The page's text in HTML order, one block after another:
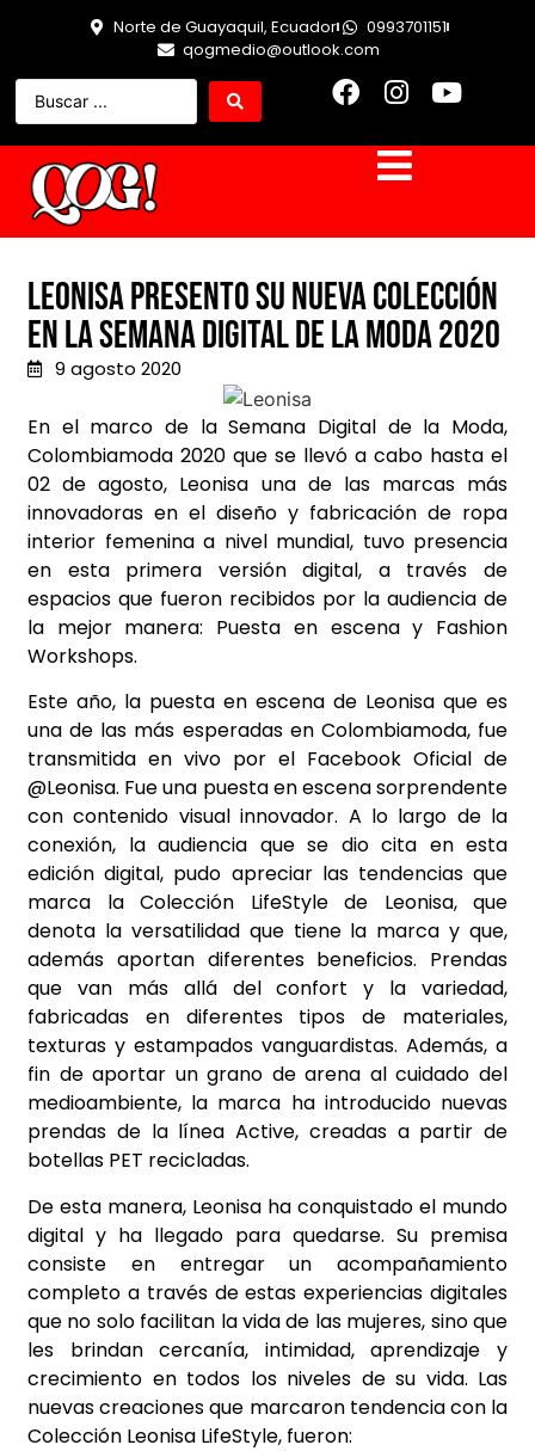
Norte de Guayaquil, Ecuador
0993701151
qogmedio@outlook.com
Leonisa presento su nueva colección
en la semana digital de la moda 2020
9 agosto 2020
En el marco de la Semana Digital de la Moda,
Colombiamoda 2020 que se llevó a cabo hasta el
02 de agosto, Leonisa una de las marcas más
innovadoras en el diseño y fabricación de ropa
interior femenina a nivel mundial, tuvo presencia
en esta primera versión digital, a través de
espacios que fueron recibidos por la audiencia de
la mejor manera: Puesta en escena y Fashion
Workshops.
Este año, la puesta en escena de Leonisa que es
una de las más esperadas en Colombiamoda, fue
transmitida en vivo por el Facebook Oficial de
@Leonisa. Fue una puesta en escena sorprendente
con contenido visual innovador. A lo largo de la
conexión, la audiencia que se dio cita en esta
edición digital, pudo apreciar las tendencias que
marca la Colección LifeStyle de Leonisa, que
denota la versatilidad que tiene la marca y que,
además aportan diferentes beneficios. Prendas
que van más allá del confort y la variedad,
fabricadas en diferentes tipos de materiales,
texturas y estampados vanguardistas. Además, a
fin de aportar un grano de arena al cuidado del
medioambiente, la marca ha introducido nuevas
prendas de la línea Active, creadas a partir de
botellas PET recicladas.
De esta manera, Leonisa ha conquistado el mundo
digital y ha llegado para quedarse. Su premisa
consiste en entregar un acompañamiento
completo a través de estas experiencias digitales
que no solo facilitan la vida de las mujeres, sino que
les brindan cercanía, intimidad, aprendizaje y
crecimiento en todos los niveles de su vida. Las
nuevas creaciones que marcaron tendencia con la
Colección Leonisa LifeStyle, fueron: